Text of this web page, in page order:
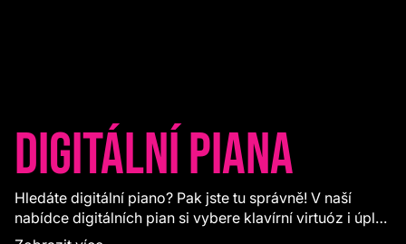
Digitální piana
Hledáte digitální piano? Pak jste tu správně! V naší
nabídce digitálních pian si vybere klavírní virtuóz i úplný
začátečník. Digitální piano je skvělé, cenově